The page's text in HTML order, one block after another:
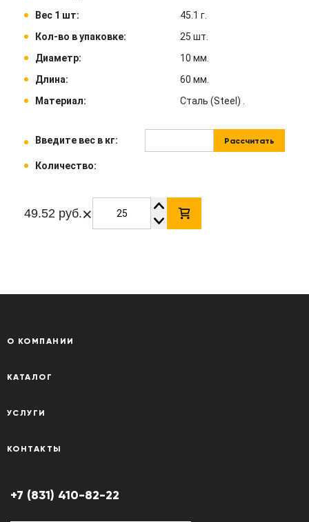
Вес 1 шт:
45.1 г.
Кол-во в упаковке:
25 шт.
Диаметр:
10 мм.
Длина:
60 мм.
Материал:
Сталь (Steel) .
Введите вес в кг: Рассчитать
Количество:
49.52 руб.×
О КОМПАНИИ
КАТАЛОГ
УСЛУГИ
КОНТАКТЫ
+7 (831) 410-82-22